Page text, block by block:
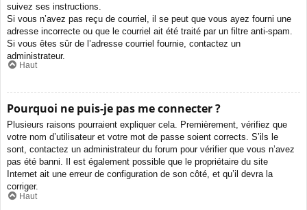
suivez ses instructions.
Si vous n’avez pas reçu de courriel, il se peut que vous ayez fourni une
adresse incorrecte ou que le courriel ait été traité par un filtre anti-spam.
Si vous êtes sûr de l’adresse courriel fournie, contactez un
administrateur.
Haut
Pourquoi ne puis-je pas me connecter ?
Plusieurs raisons pourraient expliquer cela. Premièrement, vérifiez que
votre nom d’utilisateur et votre mot de passe soient corrects. S’ils le
sont, contactez un administrateur du forum pour vérifier que vous n’avez
pas été banni. Il est également possible que le propriétaire du site
Internet ait une erreur de configuration de son côté, et qu’il devra la
corriger.
Haut